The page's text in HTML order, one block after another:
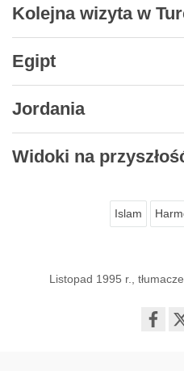
Kolejna wizyta w
Egipt
Jordania
Widoki na
Islam
Listopad 1995 r.,